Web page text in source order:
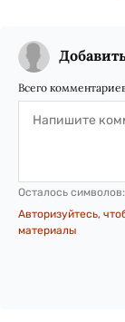
Всего
Осталось символов:
Авторизуйтесь,
материалы